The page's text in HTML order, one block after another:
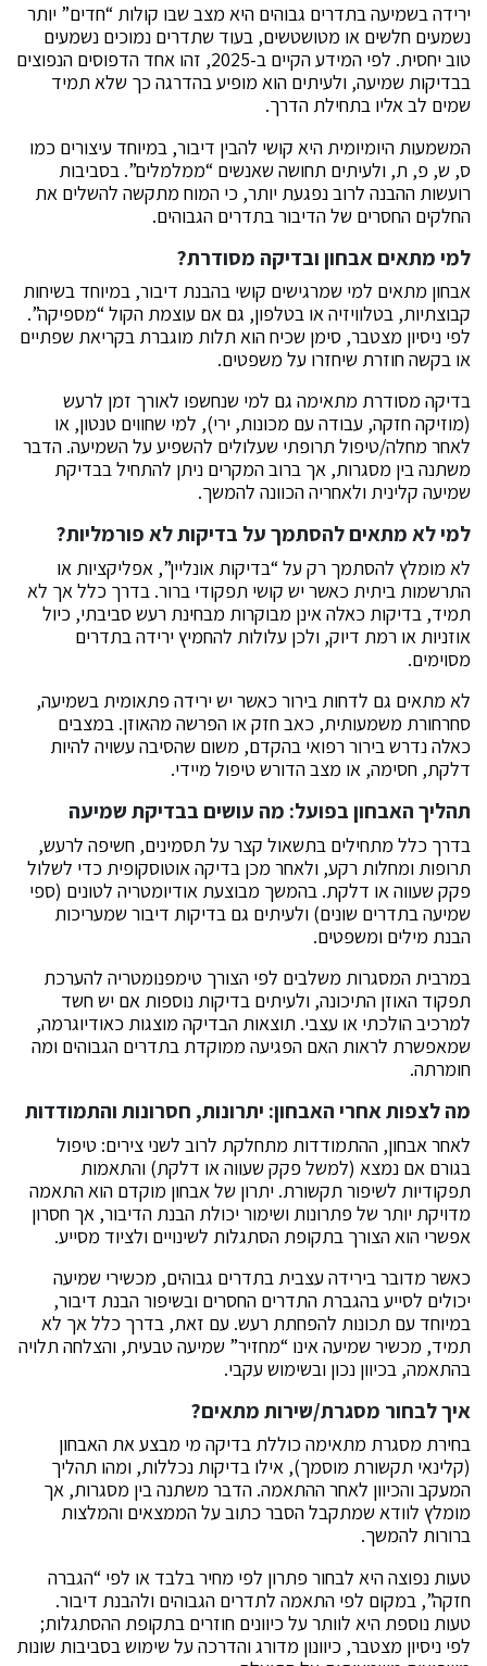
ירידה בשמיעה בתדרים גבוהים היא מצב שבו קולות “חדים” יותר
נשמעים חלשים או מטושטשים, בעוד שתדרים נמוכים נשמעים
טוב יחסית. לפי המידע הקיים ב-2025, זהו אחד הדפוסים הנפוצים
בבדיקות שמיעה, ולעיתים הוא מופיע בהדרגה כך שלא תמיד
שמים לב אליו בתחילת הדרך.
המשמעות היומיומית היא קושי להבין דיבור, במיוחד עיצורים כמו
ס, ש, פ, ת, ולעיתים תחושה שאנשים “ממלמלים”. בסביבות
רועשות ההבנה לרוב נפגעת יותר, כי המוח מתקשה להשלים את
החלקים החסרים של הדיבור בתדרים הגבוהים.
למי מתאים אבחון ובדיקה מסודרת?
אבחון מתאים למי שמרגישים קושי בהבנת דיבור, במיוחד בשיחות
קבוצתיות, בטלוויזיה או בטלפון, גם אם עוצמת הקול “מספיקה”.
לפי ניסיון מצטבר, סימן שכיח הוא תלות מוגברת בקריאת שפתיים
או בקשה חוזרת שיחזרו על משפטים.
בדיקה מסודרת מתאימה גם למי שנחשפו לאורך זמן לרעש
(מוזיקה חזקה, עבודה עם מכונות, ירי), למי שחווים טנטון, או
לאחר מחלה/טיפול תרופתי שעלולים להשפיע על השמיעה. הדבר
משתנה בין מסגרות, אך ברוב המקרים ניתן להתחיל בבדיקת
שמיעה קלינית ולאחריה הכוונה להמשך.
למי לא מתאים להסתמך על בדיקות לא פורמליות?
לא מומלץ להסתמך רק על “בדיקות אונליין”, אפליקציות או
התרשמות ביתית כאשר יש קושי תפקודי ברור. בדרך כלל אך לא
תמיד, בדיקות כאלה אינן מבוקרות מבחינת רעש סביבתי, כיול
אוזניות או רמת דיוק, ולכן עלולות להחמיץ ירידה בתדרים
מסוימים.
לא מתאים גם לדחות בירור כאשר יש ירידה פתאומית בשמיעה,
סחרחורת משמעותית, כאב חזק או הפרשה מהאוזן. במצבים
כאלה נדרש בירור רפואי בהקדם, משום שהסיבה עשויה להיות
דלקת, חסימה, או מצב הדורש טיפול מיידי.
תהליך האבחון בפועל: מה עושים בבדיקת שמיעה
בדרך כלל מתחילים בתשאול קצר על תסמינים, חשיפה לרעש,
תרופות ומחלות רקע, ולאחר מכן בדיקה אוטוסקופית כדי לשלול
פקק שעווה או דלקת. בהמשך מבוצעת אודיומטריה לטונים (ספי
שמיעה בתדרים שונים) ולעיתים גם בדיקות דיבור שמעריכות
הבנת מילים ומשפטים.
במרבית המסגרות משלבים לפי הצורך טימפנומטריה להערכת
תפקוד האוזן התיכונה, ולעיתים בדיקות נוספות אם יש חשד
למרכיב הולכתי או עצבי. תוצאות הבדיקה מוצגות כאודיוגרמה,
שמאפשרת לראות האם הפגיעה ממוקדת בתדרים הגבוהים ומה
חומרתה.
מה לצפות אחרי האבחון: יתרונות, חסרונות והתמודדות
לאחר אבחון, ההתמודדות מתחלקת לרוב לשני צירים: טיפול
בגורם אם נמצא (למשל פקק שעווה או דלקת) והתאמות
תפקודיות לשיפור תקשורת. יתרון של אבחון מוקדם הוא התאמה
מדויקת יותר של פתרונות ושימור יכולת הבנת הדיבור, אך חסרון
אפשרי הוא הצורך בתקופת הסתגלות לשינויים ולציוד מסייע.
כאשר מדובר בירידה עצבית בתדרים גבוהים, מכשירי שמיעה
יכולים לסייע בהגברת התדרים החסרים ובשיפור הבנת דיבור,
במיוחד עם תכונות להפחתת רעש. עם זאת, בדרך כלל אך לא
תמיד, מכשיר שמיעה אינו “מחזיר” שמיעה טבעית, והצלחה תלויה
בהתאמה, בכיוון נכון ובשימוש עקבי.
איך לבחור מסגרת/שירות מתאים?
בחירת מסגרת מתאימה כוללת בדיקה מי מבצע את האבחון
(קלינאי תקשורת מוסמך), אילו בדיקות נכללות, ומהו תהליך
המעקב והכיוון לאחר ההתאמה. הדבר משתנה בין מסגרות, אך
מומלץ לוודא שמתקבל הסבר כתוב על הממצאים והמלצות
ברורות להמשך.
טעות נפוצה היא לבחור פתרון לפי מחיר בלבד או לפי “הגברה
חזקה”, במקום לפי התאמה לתדרים הגבוהים ולהבנת דיבור.
טעות נוספת היא לוותר על כיוונים חוזרים בתקופת ההסתגלות;
לפי ניסיון מצטבר, כיוונון מדורג והדרכה על שימוש בסביבות שונות